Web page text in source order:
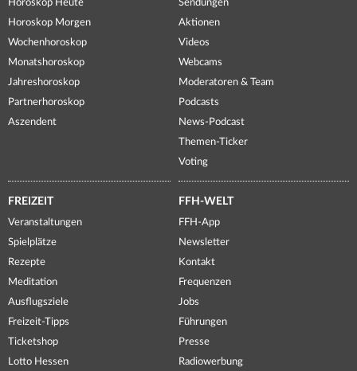
Horoskop Heute
Horoskop Morgen
Wochenhoroskop
Monatshoroskop
Jahreshoroskop
Partnerhoroskop
Aszendent
Sendungen
Aktionen
Videos
Webcams
Moderatoren & Team
Podcasts
News-Podcast
Themen-Ticker
Voting
FREIZEIT
Veranstaltungen
Spielplätze
Rezepte
Meditation
Ausflugsziele
Freizeit-Tipps
Ticketshop
Lotto Hessen
FFH-WELT
FFH-App
Newsletter
Kontakt
Frequenzen
Jobs
Führungen
Presse
Radiowerbung